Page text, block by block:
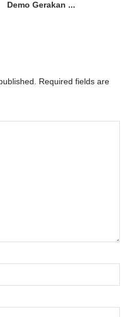
Demo Gerakan ...
Required fields are